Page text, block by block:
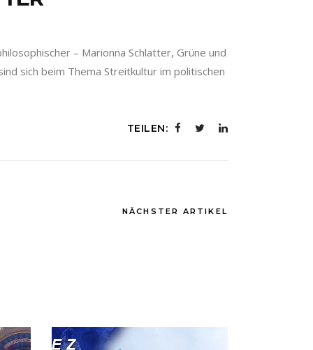
– Marionna Schlatter, Grüne und
sich beim Thema Streitkultur im politischen
TEILEN:
NÄCHSTER ARTIKEL